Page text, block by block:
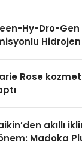
Hy-Dro-Gen
Rose
akıllı
Madoka